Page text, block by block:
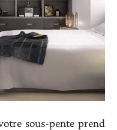
sous-pente prend